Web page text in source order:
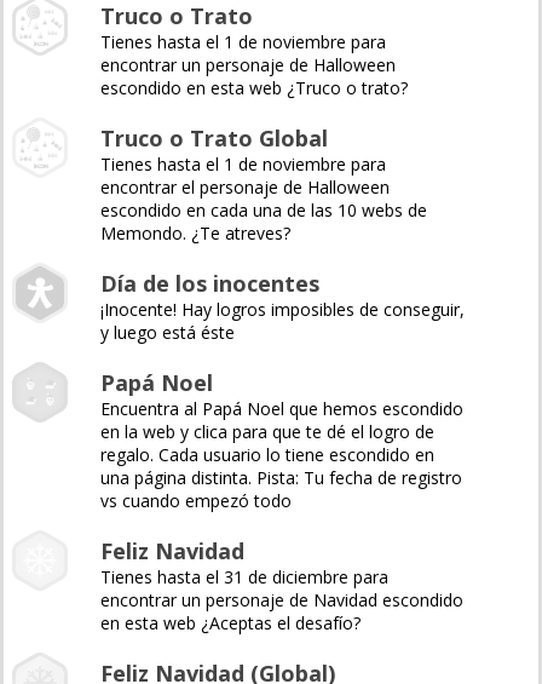
Truco o Trato
Tienes hasta el 1 de noviembre para
encontrar un personaje de Halloween
escondido en esta web ¿Truco o trato?
Truco o Trato Global
Tienes hasta el 1 de noviembre para
encontrar el personaje de Halloween
escondido en cada una de las 10 webs de
Memondo. ¿Te atreves?
Día de los inocentes
¡Inocente! Hay logros imposibles de conseguir,
y luego está éste
Papá Noel
Encuentra al Papá Noel que hemos escondido
en la web y clica para que te dé el logro de
regalo. Cada usuario lo tiene escondido en
una página distinta. Pista: Tu fecha de registro
vs cuando empezó todo
Feliz Navidad
Tienes hasta el 31 de diciembre para
encontrar un personaje de Navidad escondido
en esta web ¿Aceptas el desafío?
Feliz Navidad (Global)